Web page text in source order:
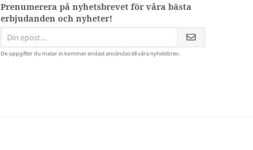
Prenumerera på nyhetsbrevet för våra bästa
erbjudanden och nyheter!
De uppgifter du matar in kommer endast användas till våra nyhetsbrev.